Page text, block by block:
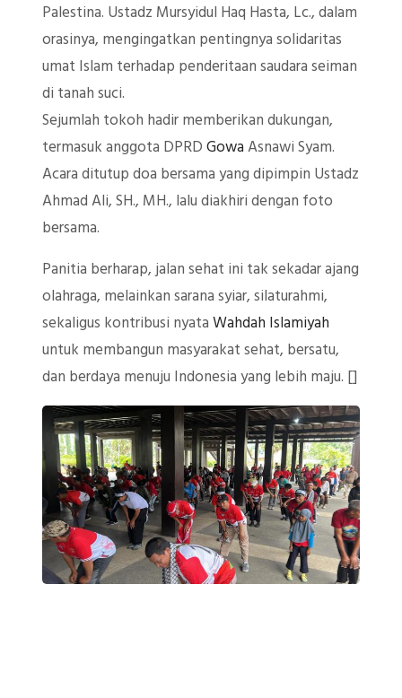
Palestina. Ustadz Mursyidul Haq Hasta, Lc., dalam
orasinya, mengingatkan pentingnya solidaritas
umat Islam terhadap penderitaan saudara seiman
di tanah suci.
Sejumlah tokoh hadir memberikan dukungan,
termasuk anggota DPRDGowaAsnawi Syam.
Acara ditutup doa bersama yang dipimpin Ustadz
Ahmad Ali, SH., MH., lalu diakhiri dengan foto
bersama.
Panitia berharap, jalan sehat ini tak sekadar ajang
olahraga, melainkan sarana syiar, silaturahmi,
sekaligus kontribusi nyataWahdah Islamiyah
untuk membangun masyarakat sehat, bersatu,
dan berdaya menuju Indonesia yang lebih maju. []